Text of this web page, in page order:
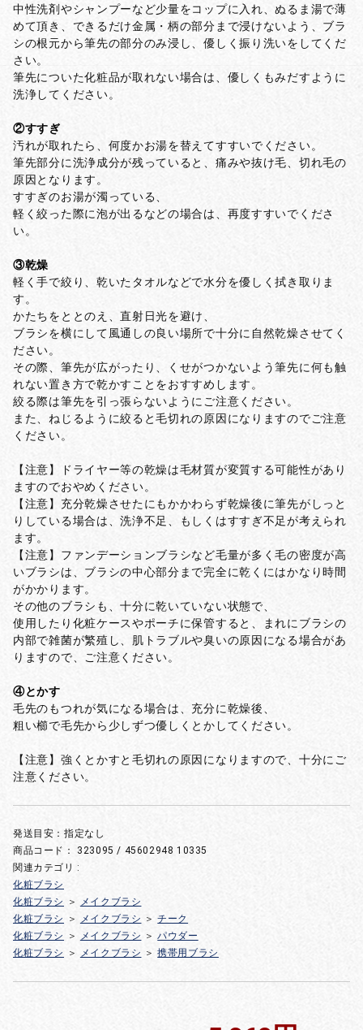
中性洗剤やシャンプーなど少量をコップに入れ、ぬるま湯で薄
めて頂き、できるだけ金属・柄の部分まで浸けないよう、ブラ
シの根元から筆先の部分のみ浸し、優しく振り洗いをしてくだ
さい。
筆先についた化粧品が取れない場合は、優しくもみだすように
洗浄してください。
②すすぎ
汚れが取れたら、何度かお湯を替えてすすいでください。
筆先部分に洗浄成分が残っていると、痛みや抜け毛、切れ毛の
原因となります。
すすぎのお湯が濁っている、
軽く絞った際に泡が出るなどの場合は、再度すすいでくださ
い。
③乾燥
軽く手で絞り、乾いたタオルなどで水分を優しく拭き取りま
す。
かたちをととのえ、直射日光を避け、
ブラシを横にして風通しの良い場所で十分に自然乾燥させてく
ださい。
その際、筆先が広がったり、くせがつかないよう筆先に何も触
れない置き方で乾かすことをおすすめします。
絞る際は筆先を引っ張らないようにご注意ください。
また、ねじるように絞ると毛切れの原因になりますのでご注意
ください。
【注意】ドライヤー等の乾燥は毛材質が変質する可能性があり
ますのでおやめください。
【注意】充分乾燥させたにもかかわらず乾燥後に筆先がしっと
りしている場合は、洗浄不足、もしくはすすぎ不足が考えられ
ます。
【注意】ファンデーションブラシなど毛量が多く毛の密度が高
いブラシは、ブラシの中心部分まで完全に乾くにはかなり時間
がかかります。
その他のブラシも、十分に乾いていない状態で、
使用したり化粧ケースやポーチに保管すると、まれにブラシの
内部で雑菌が繁殖し、肌トラブルや臭いの原因になる場合があ
りますので、ご注意ください。
④とかす
毛先のもつれが気になる場合は、充分に乾燥後、
粗い櫛で毛先から少しずつ優しくとかしてください。
【注意】強くとかすと毛切れの原因になりますので、十分にご
注意ください。
発送目安：指定なし
商品コード： 323095 / 45602948 10335
関連カテゴリ :
化粧ブラシ
化粧ブラシ
＞ メイクブラシ
化粧ブラシ
＞ メイクブラシ ＞ チーク
化粧ブラシ
＞ メイクブラシ ＞ パウダー
化粧ブラシ
＞ メイクブラシ ＞ 携帯用ブラシ